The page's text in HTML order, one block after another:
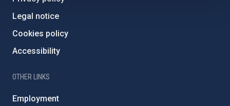
Legal notice
Cookies policy
Accessibility
OTHER LINKS
Employment